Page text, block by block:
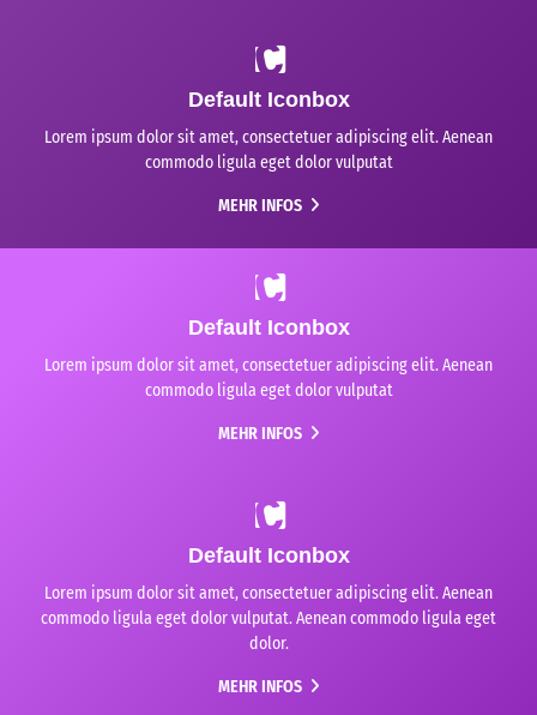
Default Iconbox
Lorem ipsum dolor sit amet, consectetuer adipiscing elit. Aenean
commodo ligula eget dolor vulputat
MEHR INFOS
Default Iconbox
Lorem ipsum dolor sit amet, consectetuer adipiscing elit. Aenean
commodo ligula eget dolor vulputat
MEHR INFOS
Default Iconbox
Lorem ipsum dolor sit amet, consectetuer adipiscing elit. Aenean
commodo ligula eget dolor vulputat. Aenean commodo ligula eget
dolor.
MEHR INFOS